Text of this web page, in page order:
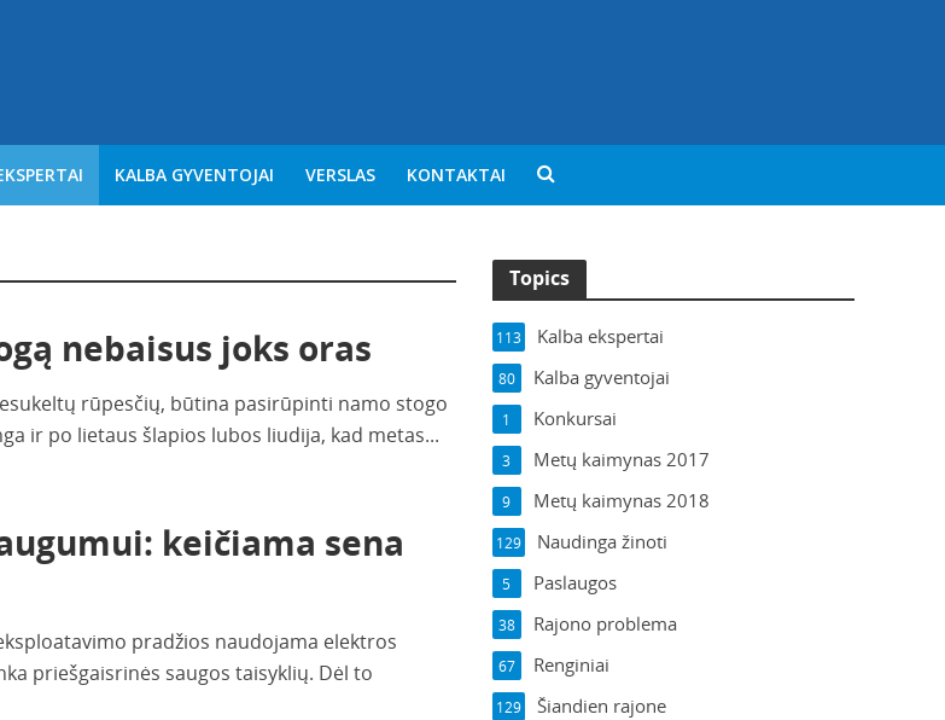
KALBA GYVENTOJAI VERSLAS KONTAKTAI
nebaisus joks oras
rūpesčių, būtina pasirūpinti namo stogo
ir po lietaus šlapios lubos liudija, kad metas...
keičiama sena
pradžios naudojama elektros
priešgaisrinės saugos taisyklių. Dėl to
Topics
Kalba ekspertai
113
Kalba gyventojai
80
Konkursai
1
Metų kaimynas 2017
3
Metų kaimynas 2018
9
Naudinga žinoti
129
Paslaugos
5
Rajono problema
38
Renginiai
67
Šiandien rajone
129